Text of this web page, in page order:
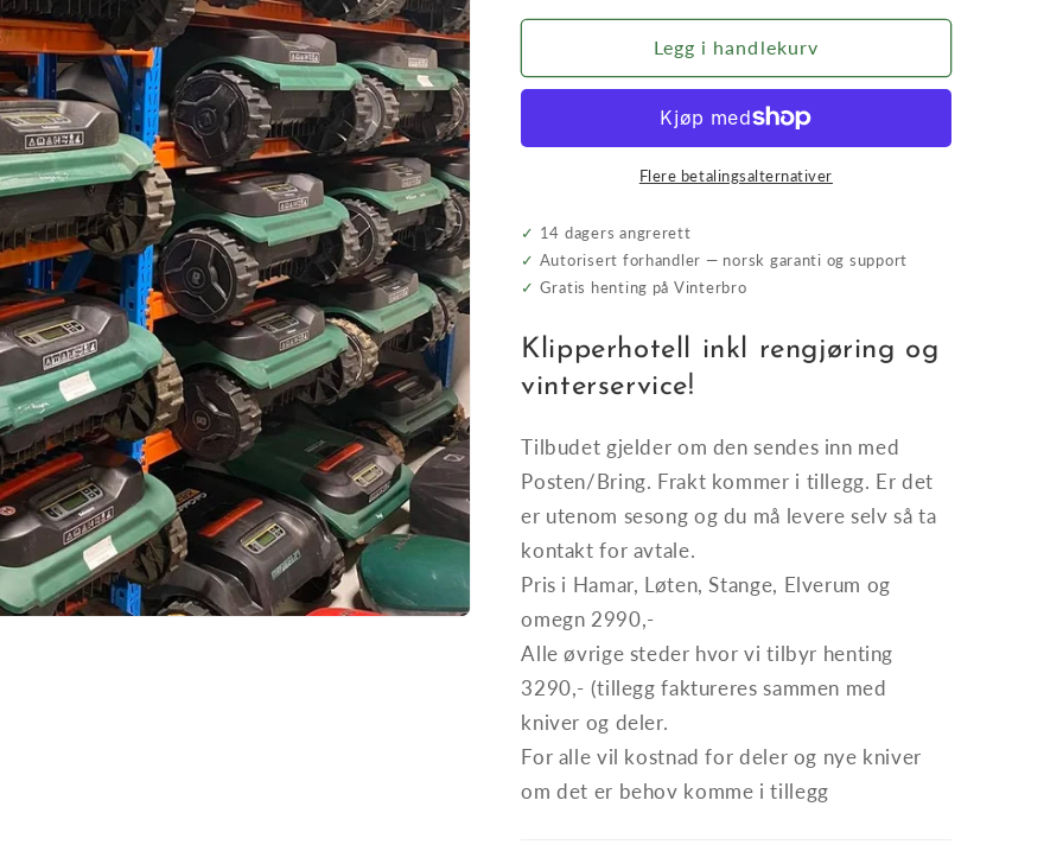
for
Klipperhotell
for
Klipperhotell
Legg i handlekurv
Flere betalingsalternativer
✓ 14 dagers angrerett
✓ Autorisert forhandler — norsk garanti og support
✓ Gratis henting på Vinterbro
Klipperhotell inkl rengjøring og
vinterservice!
Tilbudet gjelder om den sendes inn med
Posten/Bring. Frakt kommer i tillegg. Er det
er utenom sesong og du må levere selv så ta
kontakt for avtale.
Pris i Hamar, Løten, Stange, Elverum og
omegn 2990,-
Alle øvrige steder hvor vi tilbyr henting
3290,- (tillegg faktureres sammen med
kniver og deler.
For alle vil kostnad for deler og nye kniver
om det er behov komme i tillegg